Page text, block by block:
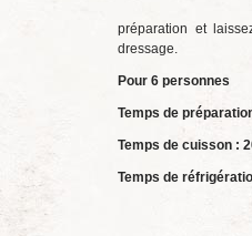
préparation et
dressage.
Pour 6 personnes
Temps de
Temps de cuisson :
Temps de